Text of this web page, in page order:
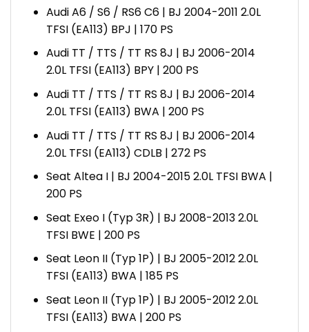
Audi A6 / S6 / RS6 C6 | BJ 2004-2011 2.0L
TFSI (EA113) BPJ | 170 PS
Audi TT / TTS / TT RS 8J | BJ 2006-2014
2.0L TFSI (EA113) BPY | 200 PS
Audi TT / TTS / TT RS 8J | BJ 2006-2014
2.0L TFSI (EA113) BWA | 200 PS
Audi TT / TTS / TT RS 8J | BJ 2006-2014
2.0L TFSI (EA113) CDLB | 272 PS
Seat Altea I | BJ 2004-2015 2.0L TFSI BWA |
200 PS
Seat Exeo I (Typ 3R) | BJ 2008-2013 2.0L
TFSI BWE | 200 PS
Seat Leon II (Typ 1P) | BJ 2005-2012 2.0L
TFSI (EA113) BWA | 185 PS
Seat Leon II (Typ 1P) | BJ 2005-2012 2.0L
TFSI (EA113) BWA | 200 PS